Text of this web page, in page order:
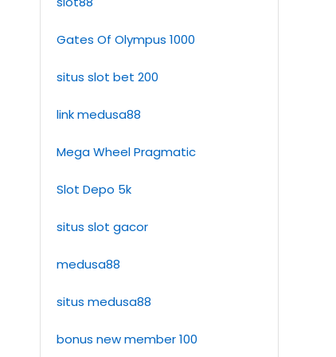
Gates Of Olympus 1000
situs slot bet 200
link medusa88
Mega Wheel Pragmatic
Slot Depo 5k
situs slot gacor
medusa88
situs medusa88
bonus new member 100